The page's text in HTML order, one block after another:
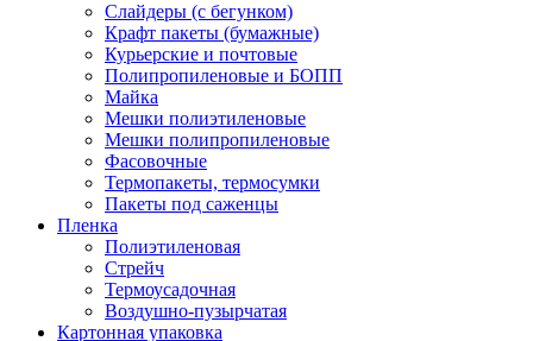
Слайдеры (с бегунком)
Крафт пакеты (бумажные)
Курьерские и почтовые
Полипропиленовые и БОПП
Майка
Мешки полиэтиленовые
Мешки полипропиленовые
Фасовочные
Термопакеты, термосумки
Пакеты под саженцы
Пленка
Полиэтиленовая
Стрейч
Термоусадочная
Воздушно-пузырчатая
Картонная упаковка